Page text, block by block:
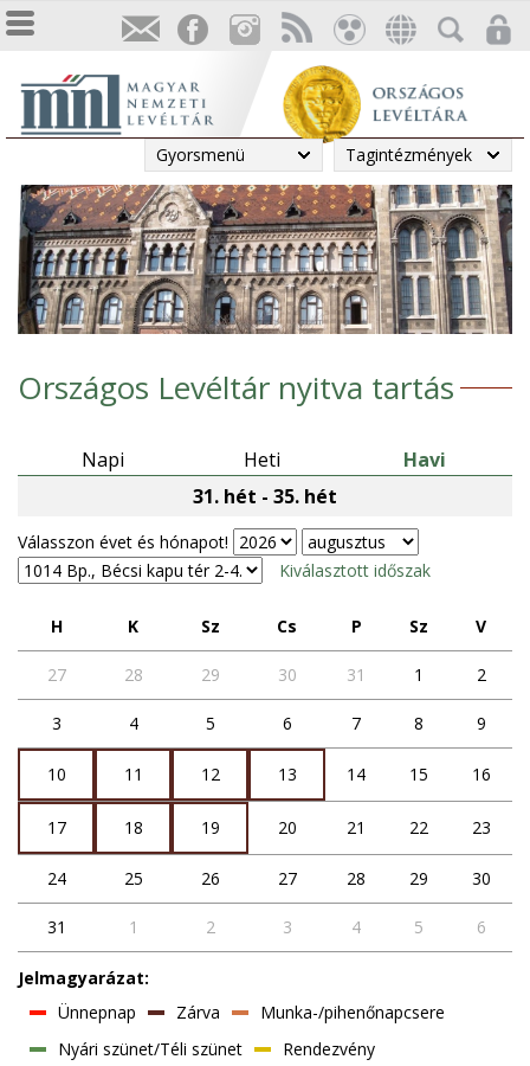
Gyorsmenü Tagintézmények
Országos Levéltár nyitva tartás
Napi Heti
Havi
31. hét - 35. hét
Válasszon évet és hónapot!
Kiválasztott időszak
h k sz cs p sz v
27 28 29 30 31 1 2
3 4 5 6 7 8 9
10 11 12 13 14 15 16
17 18 19 20 21 22 23
24 25 26 27 28 29 30
31 1 2 3 4 5 6
Jelmagyarázat:
Ünnepnap
Zárva
Munka-/pihenőnapcsere
Nyári szünet/Téli szünet
Rendezvény